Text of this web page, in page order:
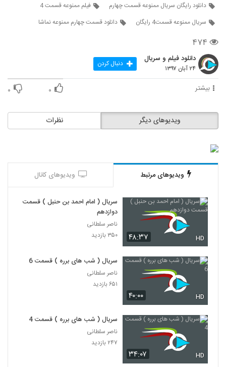
دانلود رایگان سریال ممنوعه قسمت چهارم
فیلم ممنوعه قسمت 4
سريال ممنوعه قسمت4 رایگان
دانلود قسمت چهارم ممنوعه نماشا
۴۷۴
دانلود فیلم و سریال
۲۴ آبان ۱۳۹۷ دنبال کردن
بیشتر ۰ ۰
نظرات ویدیوهای دیگر
ویدیوهای مرتبط ویدیوهای کانال
۴۸:۳۷ HD
سریال ( امام احمد بن حنبل ) قسمت
دوازدهم
ناصر سلطانی
۳۵۰ بازدید
۴۰:۰۰ HD
سریال ( شب های برره ) قسمت 6
ناصر سلطانی
۶۵۱ بازدید
۳۴:۰۷ HD
سریال ( شب های برره ) قسمت 4
ناصر سلطانی
۲۴۷ بازدید